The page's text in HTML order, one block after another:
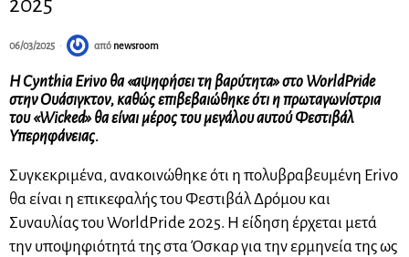
2025
06/03/2025 από newsroom
Η Cynthia Erivo θα «αψηφήσει τη βαρύτητα» στο WorldPride
στην Ουάσιγκτον, καθώς επιβεβαιώθηκε ότι η πρωταγωνίστρια
του «Wicked» θα είναι μέρος του μεγάλου αυτού Φεστιβάλ
Υπερηφάνειας.
Συγκεκριμένα, ανακοινώθηκε ότι η πολυβραβευμένη Erivo
θα είναι η επικεφαλής του Φεστιβάλ Δρόμου και
Συναυλίας του WorldPride 2025. Η είδηση έρχεται μετά
την υποψηφιότητά της στα Όσκαρ για την ερμηνεία της ως